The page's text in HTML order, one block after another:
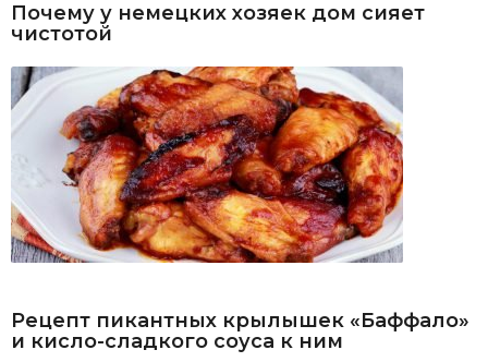
Почему у немецких хозяек дом сияет
чистотой
Рецепт пикантных крылышек «Баффало»
и кисло-сладкого соуса к ним